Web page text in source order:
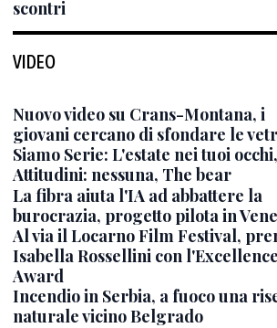
scontri
VIDEO
Nuovo video su Crans-Montana, i
giovani cercano di sfondare le
Siamo Serie: L'estate nei tuoi occhi,
Attitudini: nessuna, The bear
La fibra aiuta l'IA ad abbattere la
burocrazia, progetto pilota in
Al via il Locarno Film Festival,
Isabella Rossellini con l'Excellence
Award
Incendio in Serbia, a fuoco una
naturale vicino Belgrado